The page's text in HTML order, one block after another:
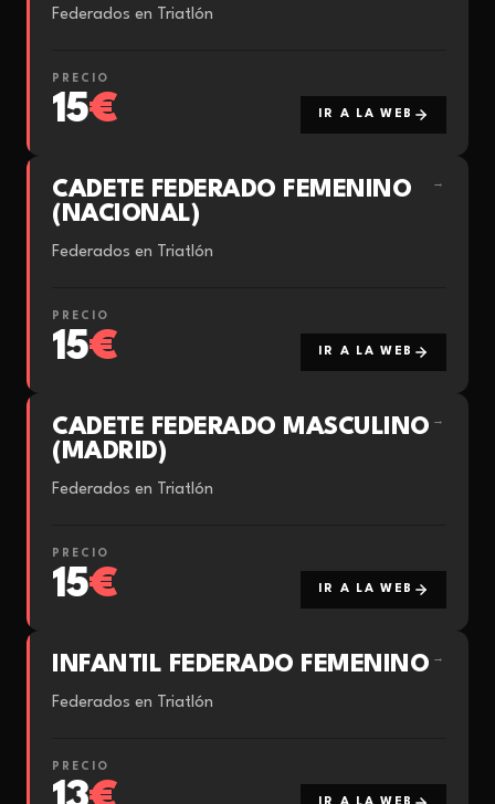
Federados en Triatlón
PRECIO
15€ IR A LA WEB
CADETE FEDERADO FEMENINO
(NACIONAL)
→
Federados en Triatlón
PRECIO
15€ IR A LA WEB
CADETE FEDERADO MASCULINO
(MADRID)
→
Federados en Triatlón
PRECIO
15€ IR A LA WEB
INFANTIL FEDERADO FEMENINO →
Federados en Triatlón
PRECIO